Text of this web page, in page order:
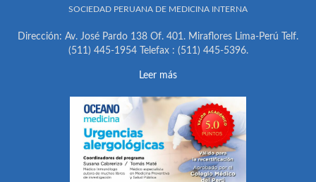
SOCIEDAD PERUANA DE MEDICINA INTERNA
Dirección: Av. José Pardo 138 Of. 401. Miraflores Lima-Perú Telf.
(511) 445-1954 Telefax : (511) 445-5396.
Leer más